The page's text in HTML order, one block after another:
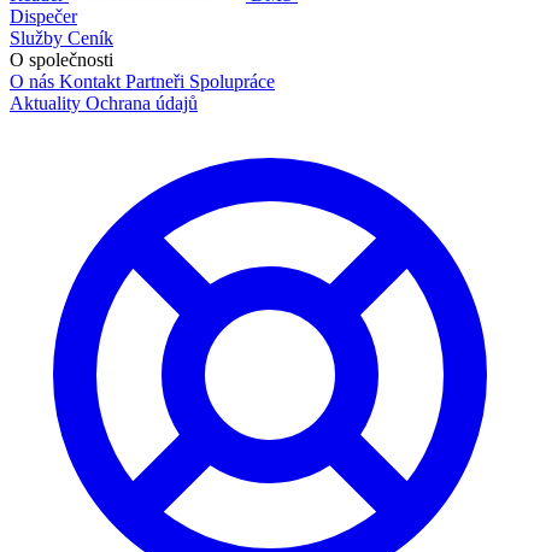
Dispečer
Služby Ceník
O společnosti
O nás Kontakt Partneři Spolupráce
Aktuality Ochrana údajů